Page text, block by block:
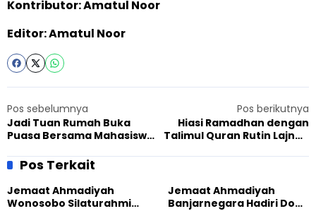
Kontributor: Amatul Noor
Editor: Amatul Noor
Pos sebelumnya
Jadi Tuan Rumah Buka
Puasa Bersama Mahasiswa
Kebayoran: Ahmadiyah
Inklusif
Pos berikutnya
Hiasi Ramadhan dengan
Talimul Quran Rutin Lajnah
Pos Terkait
Jemaat Ahmadiyah
Wonosobo Silaturahmi
Jemaat Ahmadiyah
Banjarnegara Hadiri Doa